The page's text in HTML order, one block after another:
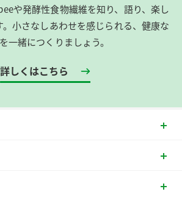
や発酵性食物繊維を知り、語り、楽し
小さなしあわせを感じられる、健康な
一緒につくりましょう。
詳しくはこちら